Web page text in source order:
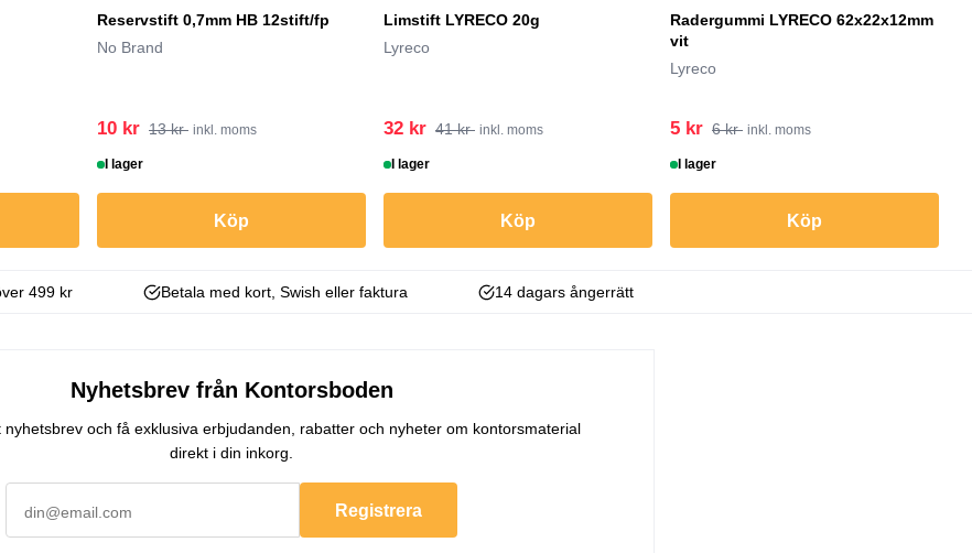
Reservstift 0,7mm HB 12stift/fp
No Brand
10 kr 13 kr inkl. moms
I lager
Köp
Limstift LYRECO 20g
Lyreco
32 kr 41 kr inkl. moms
I lager
Köp
Radergummi LYRECO 62x22x12mm
vit
Lyreco
5 kr 6 kr inkl. moms
I lager
Köp
499 kr Betala med kort, Swish eller faktura 14 dagars ångerrätt
Nyhetsbrev från Kontorsboden
nyhetsbrev och få exklusiva erbjudanden, rabatter och nyheter om kontorsmaterial
direkt i din inkorg.
Registrera